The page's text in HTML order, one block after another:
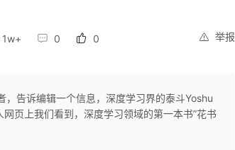
举报
1w+ 0 0
，告诉编辑一个信息，深度学习界的泰斗Yoshu
页上我们看到，深度学习领域的第一本书”花书